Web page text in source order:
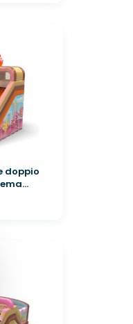
doppio